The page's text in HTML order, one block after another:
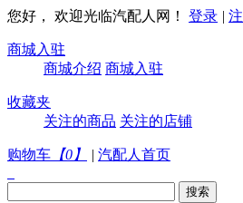
您好， 欢迎光临汽配人网！ 登录 |
商城入驻
商城介绍 商城入驻
收藏夹
关注的商品 关注的店铺
购物车 【0 】 | 汽配人首页